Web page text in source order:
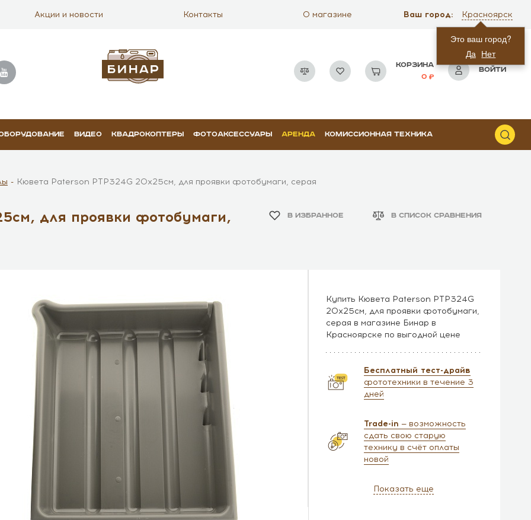
Акции и новости Контакты О магазине Ваш город:
Это ваш город?
Да Нет
Красноярск
КОРЗИНА
0
ВОЙТИ
ВИДЕО КВАДРОКОПТЕРЫ ФОТОАКСЕССУАРЫ АРЕНДА КОМИССИОННАЯ ТЕХНИКА
Кювета Paterson PTP324G 20x25см, для проявки фотобумаги, серая
для проявки фотобумаги,
В ИЗБРАННОЕ В СПИСОК СРАВНЕНИЯ
Купить Кювета Paterson PTP324G
20x25см, для проявки фотобумаги,
серая в магазине Бинар в
Красноярске по выгодной цене
Бесплатный тест-драйв
фототехники в течение 3
дней
Trade-in — возможность
сдать свою старую
технику в счёт оплаты
новой
Показать еще